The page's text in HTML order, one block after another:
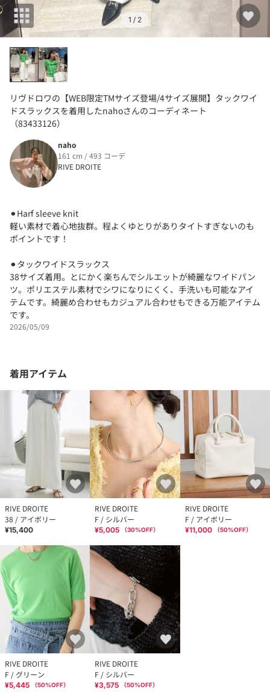
1 / 2
リヴドロワの【WEB限定TMサイズ登場/4サイズ展開】タックワイ
ドスラックスを着用したnahoさんのコーディネート
（83433126）
naho
161 cm / 493 コーデ
RIVE DROITE
⚫︎Harf sleeve knit
軽い素材で着心地抜群。程よくゆとりがありタイトすぎないのも
ポイントです！
⚫︎タックワイドスラックス
38サイズ着用。とにかく楽ちんでシルエットが綺麗なワイドパン
ツ。ポリエステル素材でシワになりにくく、手洗いも可能なアイ
テムです。綺麗め合わせもカジュアル合わせもできる万能アイテム
です。
2026/05/09
着用アイテム
RIVE DROITE
38 / アイボリー
¥15,400
RIVE DROITE
F / シルバー
¥5,005 （30%OFF）
RIVE DROITE
F / アイボリー
¥11,000 （50%OFF）
RIVE DROITE
F / グリーン
¥5,445 （50%OFF）
RIVE DROITE
F / シルバー
¥3,575 （50%OFF）